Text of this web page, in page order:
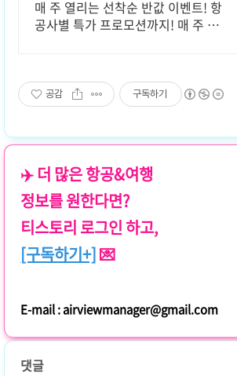
주 선착순 항공권 반값!
매 주 열리는 선착순 반값 이벤트! 항
공사별 특가 프로모션까지! 매 주 쏟
공감 구독하기
✈️ 더 많은 항공&여행
정보를 원한다면?
티스토리 로그인 하고,
[구독하기+]💌
E-mail : airviewmanager@gmail.com
댓글